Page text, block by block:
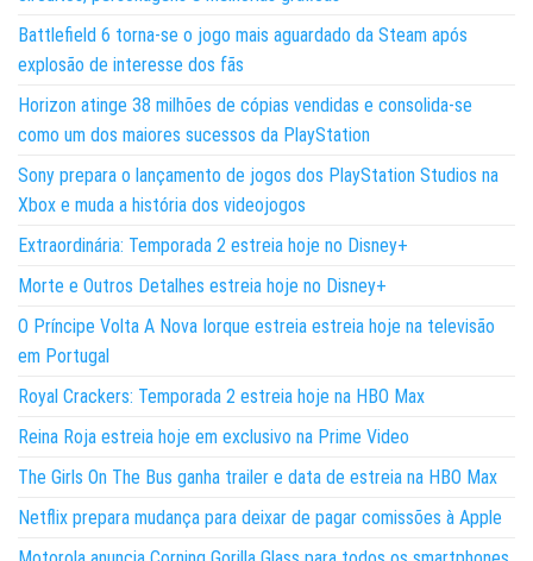
Battlefield 6 torna-se o jogo mais aguardado da Steam após
explosão de interesse dos fãs
Horizon atinge 38 milhões de cópias vendidas e consolida-se
como um dos maiores sucessos da PlayStation
Sony prepara o lançamento de jogos dos PlayStation Studios na
Xbox e muda a história dos videojogos
Extraordinária: Temporada 2 estreia hoje no Disney+
Morte e Outros Detalhes estreia hoje no Disney+
O Príncipe Volta A Nova Iorque estreia estreia hoje na televisão
em Portugal
Royal Crackers: Temporada 2 estreia hoje na HBO Max
Reina Roja estreia hoje em exclusivo na Prime Video
The Girls On The Bus ganha trailer e data de estreia na HBO Max
Netflix prepara mudança para deixar de pagar comissões à Apple